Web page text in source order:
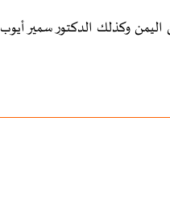
وكذلك الدكتور سمير أيوب